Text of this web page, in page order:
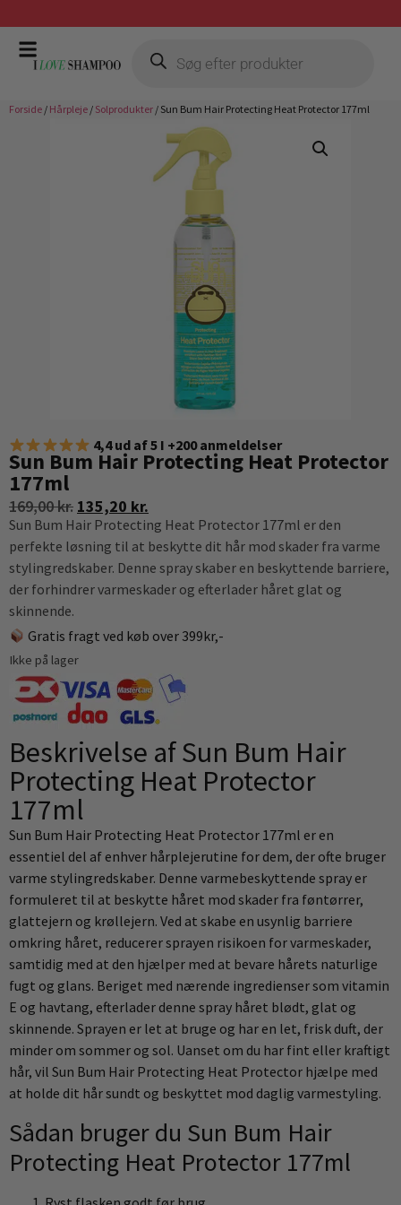
Prismatch mod billigste forhandler
Forside / Hårpleje / Solprodukter / Sun Bum Hair Protecting Heat Protector 177ml
4,4 ud af 5 I +200 anmeldelser
Sun Bum Hair Protecting Heat Protector
177ml
169,00kr. 135,20 kr.
Sun Bum Hair Protecting Heat Protector 177ml er den
perfekte løsning til at beskytte dit hår mod skader fra varme
stylingredskaber. Denne spray skaber en beskyttende barriere,
der forhindrer varmeskader og efterlader håret glat og
skinnende.
Gratis fragt ved køb over 399kr,-
Ikke på lager
Beskrivelse af Sun Bum Hair
Protecting Heat Protector
177ml
Sun Bum Hair Protecting Heat Protector 177ml er en
essentiel del af enhver hårplejerutine for dem, der ofte bruger
varme stylingredskaber. Denne varmebeskyttende spray er
formuleret til at beskytte håret mod skader fra føntørrer,
glattejern og krøllejern. Ved at skabe en usynlig barriere
omkring håret, reducerer sprayen risikoen for varmeskader,
samtidig med at den hjælper med at bevare hårets naturlige
fugt og glans. Beriget med nærende ingredienser som vitamin
E og havtang, efterlader denne spray håret blødt, glat og
skinnende. Sprayen er let at bruge og har en let, frisk duft, der
minder om sommer og sol. Uanset om du har fint eller kraftigt
hår, vil Sun Bum Hair Protecting Heat Protector hjælpe med
at holde dit hår sundt og beskyttet mod daglig varmestyling.
Sådan bruger du Sun Bum Hair
Protecting Heat Protector 177ml